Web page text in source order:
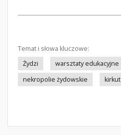
Temat i słowa kluczowe:
Żydzi
warsztaty edukacyjne
nekropolie żydowskie
kirkut